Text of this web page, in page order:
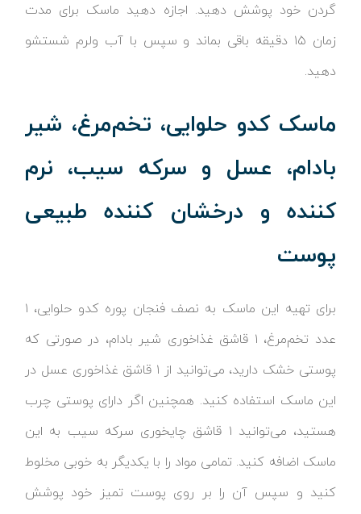
گردن خود پوشش دهید. اجازه دهید ماسک برای مدت
زمان ۱۵ دقیقه باقی بماند و سپس با آب ولرم شستشو
دهید.
ماسک کدو حلوایی، تخم‌مرغ، شیر
بادام، عسل و سرکه سیب، نرم
کننده و درخشان کننده طبیعی
پوست
برای تهیه این ماسک به نصف فنجان پوره کدو حلوایی، ۱
عدد تخم‌مرغ، ۱ قاشق غذاخوری شیر بادام، در صورتی که
پوستی خشک دارید، می‌توانید از ۱ قاشق غذاخوری عسل در
این ماسک استفاده کنید. همچنین اگر دارای پوستی چرب
هستید، می‌توانید ۱ قاشق چایخوری سرکه سیب به این
ماسک اضافه کنید. تمامی مواد را با یکدیگر به خوبی مخلوط
کنید و سپس آن را بر روی پوست تمیز خود پوشش